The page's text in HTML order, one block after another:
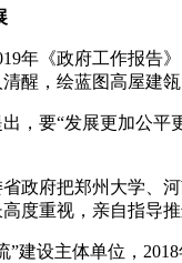
《政府工作报告》
醒，绘蓝图高屋建
要“发展更加公平
府把郑州大学、河
度重视，亲自指导
设主体单位，2018